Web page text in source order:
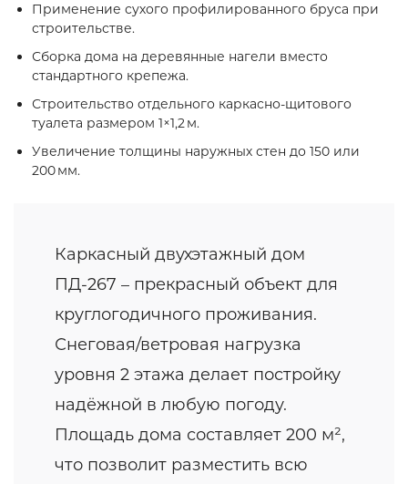
Применение сухого профилированного бруса при
строительстве.
Сборка дома на деревянные нагели вместо
стандартного крепежа.
Строительство отдельного каркасно‑щитового
туалета размером 1×1,2 м.
Увеличение толщины наружных стен до 150 или
200 мм.
Каркасный двухэтажный дом
ПД-267 – прекрасный объект для
круглогодичного проживания.
Снеговая/ветровая нагрузка
уровня 2 этажа делает постройку
надёжной в любую погоду.
Площадь дома составляет 200 м²,
что позволит разместить всю